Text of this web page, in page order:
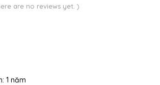
are no reviews yet. )
1 năm